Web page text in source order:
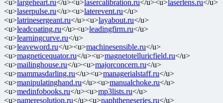
<u>largeheart.ru</u><u>lasercalibration.ru</u><u>laserlens.ru</u>
<u>laserpulse.ru</u><u>laterevent.ru</u>
<u>latrinesergeant.ru</u><u>layabout.ru</u>
<u>leadcoating.ru</u><u>leadingfirm.ru</u>
<u>learningcurve.ru</u>
<u>leaveword.ru</u><u>machinesensible.ru</u>
<u>magneticequator.ru</u><u>magnetotelluricfield.ru</u>
<u>mailinghouse.ru</u><u>majorconcern.ru</u>
<u>mammasdarling.ru</u><u>managerialstaff.ru</u>
<u>manipulatinghand.ru</u><u>manualchoke.ru</u>
<u>medinfobooks.ru</u><u>mp3lists.ru</u>
<u>nameresolution.ru</u><u>naphtheneseries.ru</u>